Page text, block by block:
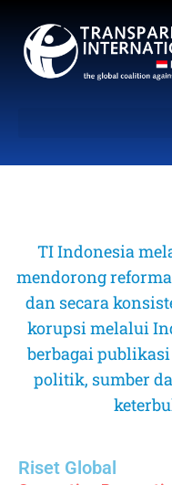
TI Indonesia
mendorong
dan secara
korupsi melalui
berbagai
politik, sumber
Riset Global​